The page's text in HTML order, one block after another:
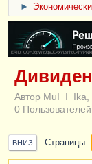
►
ERID:
Автор
0
ВНИЗ Страницы